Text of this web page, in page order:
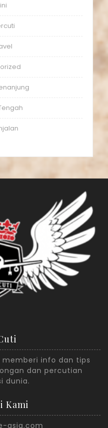
info dan tips
dan percutian
dunia.
Kami
asia.com